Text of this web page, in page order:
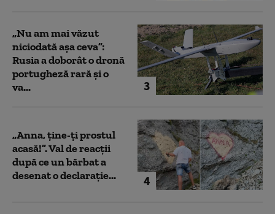
3
„Nu am mai văzut
niciodată așa ceva”:
Rusia a doborât o dronă
portugheză rară și o
va...
4
„Anna, ţine-ţi prostul
acasă!”. Val de reacții
după ce un bărbat a
desenat o declarație...